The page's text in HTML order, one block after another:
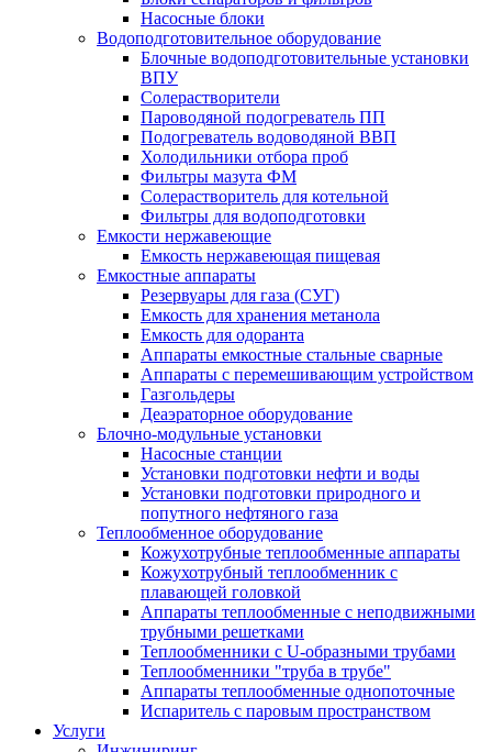
Насосные блоки
Водоподготовительное оборудование
Блочные водоподготовительные установки
ВПУ
Солерастворители
Пароводяной подогреватель ПП
Подогреватель водоводяной ВВП
Холодильники отбора проб
Фильтры мазута ФМ
Солерастворитель для котельной
Фильтры для водоподготовки
Емкости нержавеющие
Емкость нержавеющая пищевая
Емкостные аппараты
Резервуары для газа (СУГ)
Емкость для хранения метанола
Емкость для одоранта
Аппараты емкостные стальные сварные
Аппараты с перемешивающим устройством
Газгольдеры
Деаэраторное оборудование
Блочно-модульные установки
Насосные станции
Установки подготовки нефти и воды
Установки подготовки природного и
попутного нефтяного газа
Теплообменное оборудование
Кожухотрубные теплообменные аппараты
Кожухотрубный теплообменник с
плавающей головкой
Аппараты теплообменные с неподвижными
трубными решетками
Теплообменники с U-образными трубами
Теплообменники "труба в трубе"
Аппараты теплообменные однопоточные
Испаритель с паровым пространством
Услуги